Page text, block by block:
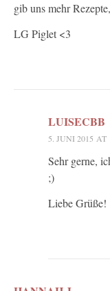
gib uns mehr
LG Piglet <3
LUISECBB
5. JUNI 2015 AT
Sehr gerne,
;)
Liebe Grüße!